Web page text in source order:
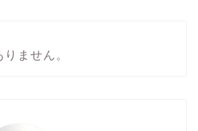
ません。